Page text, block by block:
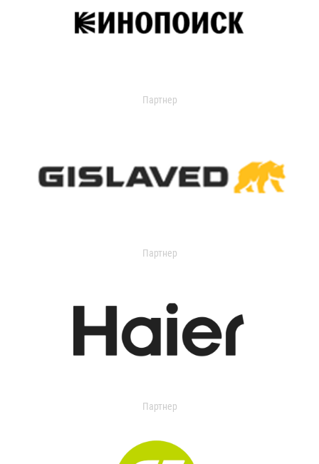
Партнер
Партнер
Партнер